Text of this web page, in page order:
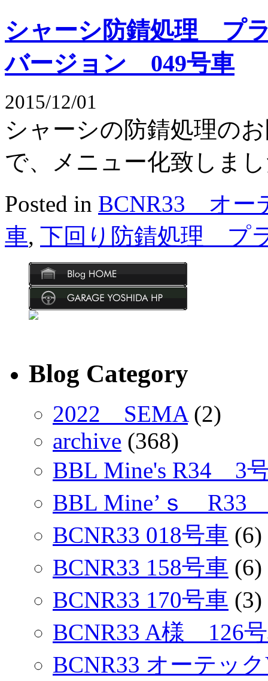
シャーシ防錆処理 プ
バージョン 049号車
2015/12/01
シャーシの防錆処理の
で、メニュー化致しま
Posted in BCNR33 オー
車, 下回り防錆処理 プ
Blog Category
2022 SEMA(2)
archive (368)
BBL Mine's R34 3
BBL Mine’ｓ R33
BCNR33 018号車 (6)
BCNR33 158号車 (6)
BCNR33 170号車 (3)
BCNR33 A様 126
BCNR33 オーテッ